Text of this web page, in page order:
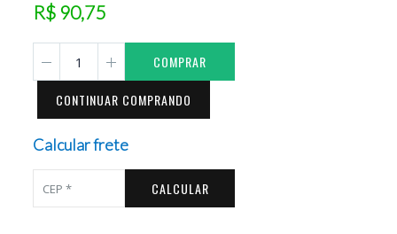
R$ 90,75
COMPRAR
CONTINUAR COMPRANDO
Calcular frete
CALCULAR